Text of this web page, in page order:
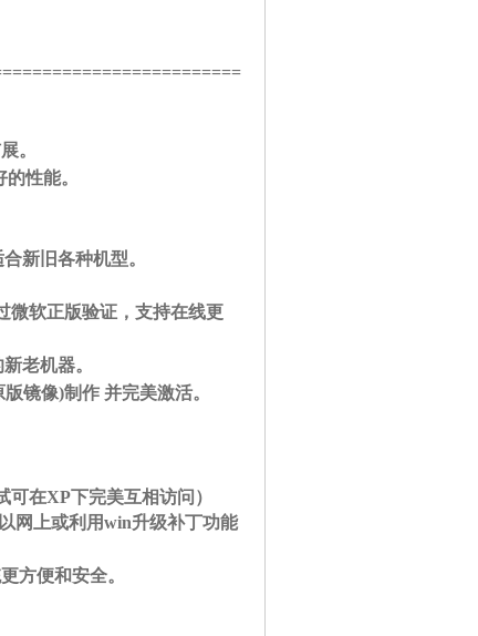
。
性能。
新旧各种机型。
微软正版验证，支持在线更
老机器。
镜像)制作 并完美激活。
在XP下完美互相访问）
网上或利用win升级补丁功能
方便和安全。